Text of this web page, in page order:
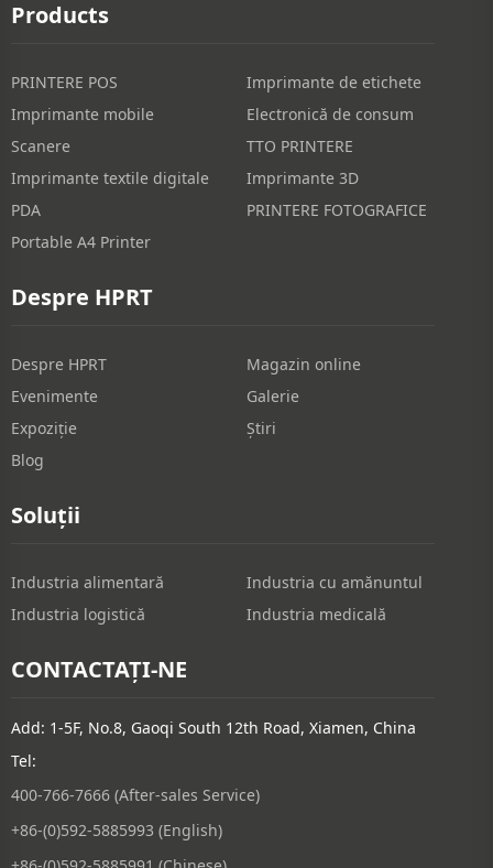
Products
PRINTERE POS
Imprimante de etichete
Imprimante mobile
Electronică de consum
Scanere
TTO PRINTERE
Imprimante textile digitale
Imprimante 3D
PDA
PRINTERE FOTOGRAFICE
Portable A4 Printer
Despre HPRT
Despre HPRT
Magazin online
Evenimente
Galerie
Expoziţie
Știri
Blog
Soluții
Industria alimentară
Industria cu amănuntul
Industria logistică
Industria medicală
CONTACTAȚI-NE
Add: 1-5F, No.8, Gaoqi South 12th Road, Xiamen, China
Tel:
400-766-7666 (After-sales Service)
+86-(0)592-5885993 (English)